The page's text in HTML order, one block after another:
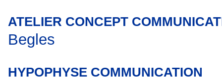
ATELIER CONCEPT
Begles
HYPOPHYSE COMMUNICATION